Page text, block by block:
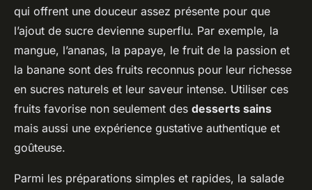
qui offrent une douceur assez présente pour que
l’ajout de sucre devienne superflu. Par exemple, la
mangue, l’ananas, la papaye, le fruit de la passion et
la banane sont des fruits reconnus pour leur richesse
en sucres naturels et leur saveur intense. Utiliser ces
fruits favorise non seulement des desserts sains
mais aussi une expérience gustative authentique et
goûteuse.
Parmi les préparations simples et rapides, la salade